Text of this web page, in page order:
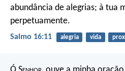
abundância de alegrias; à tua
perpetuamente.
Salmo 16:11 alegria vida